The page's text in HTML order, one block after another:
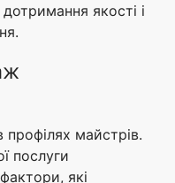
якості і
профілях майстрів.
послуги
які